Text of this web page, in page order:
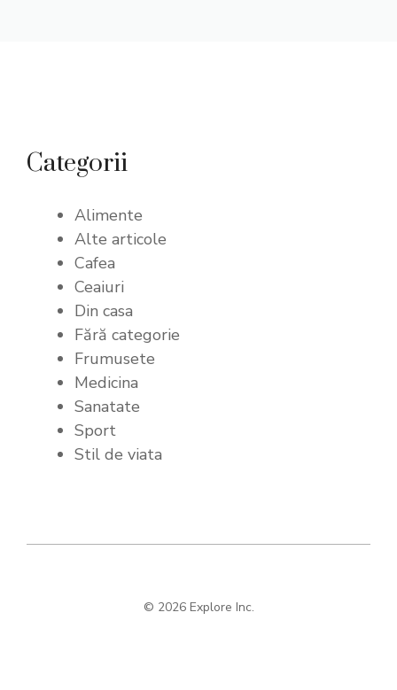
Categorii
Alimente
Alte articole
Cafea
Ceaiuri
Din casa
Fără categorie
Frumusete
Medicina
Sanatate
Sport
Stil de viata
© 2026 Explore Inc.